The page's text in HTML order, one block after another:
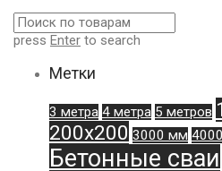
press Enter to search
Метки
3 метра 4 метра 5 метров
200х200 3000 мм
Бетонные сваи